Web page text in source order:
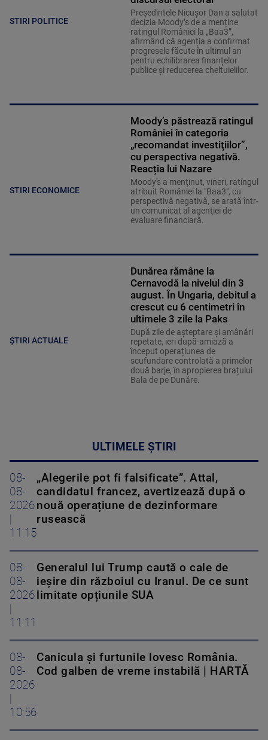
STIRI POLITICE
Președintele Nicușor Dan a salutat
decizia Moody’s de a menține
ratingul României la „Baa3”,
afirmând că agenția a confirmat
progresele făcute în ultimul an
pentru echilibrarea finanțelor
publice și reducerea cheltuielilor.
STIRI ECONOMICE
Moody’s păstrează ratingul
României în categoria
„recomandat investiţiilor”,
cu perspectiva negativă.
Reacția lui Nazare
Moody's a menţinut, vineri, ratingul
atribuit României la "Baa3", cu
perspectivă negativă, se arată într-
un comunicat al agenţiei de
evaluare financiară.
ȘTIRI ACTUALE
Dunărea rămâne la
Cernavodă la nivelul din 3
august. În Ungaria, debitul a
crescut cu 6 centimetri în
ultimele 3 zile la Paks
După zile de așteptare și amânări
repetate, ieri după-amiază a
început operațiunea de
scufundare controlată a primelor
două barje, în apropierea brațului
Bala de pe Dunăre.
ULTIMELE ȘTIRI
08-
08-
2026
11:15
„Alegerile pot fi falsificate”. Attal,
candidatul francez, avertizează după o
nouă operațiune de dezinformare
rusească
08-
08-
2026
11:11
Generalul lui Trump caută o cale de
ieșire din războiul cu Iranul. De ce sunt
limitate opțiunile SUA
08-
08-
2026
10:56
Canicula și furtunile lovesc România.
Cod galben de vreme instabilă | HARTĂ